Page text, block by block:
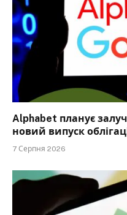
Alphabet планує
новий випуск
7 Серпня 2026